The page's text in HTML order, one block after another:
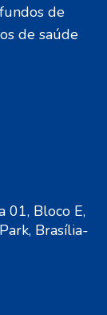
de
de saúde
01, Bloco E,
Brasília-